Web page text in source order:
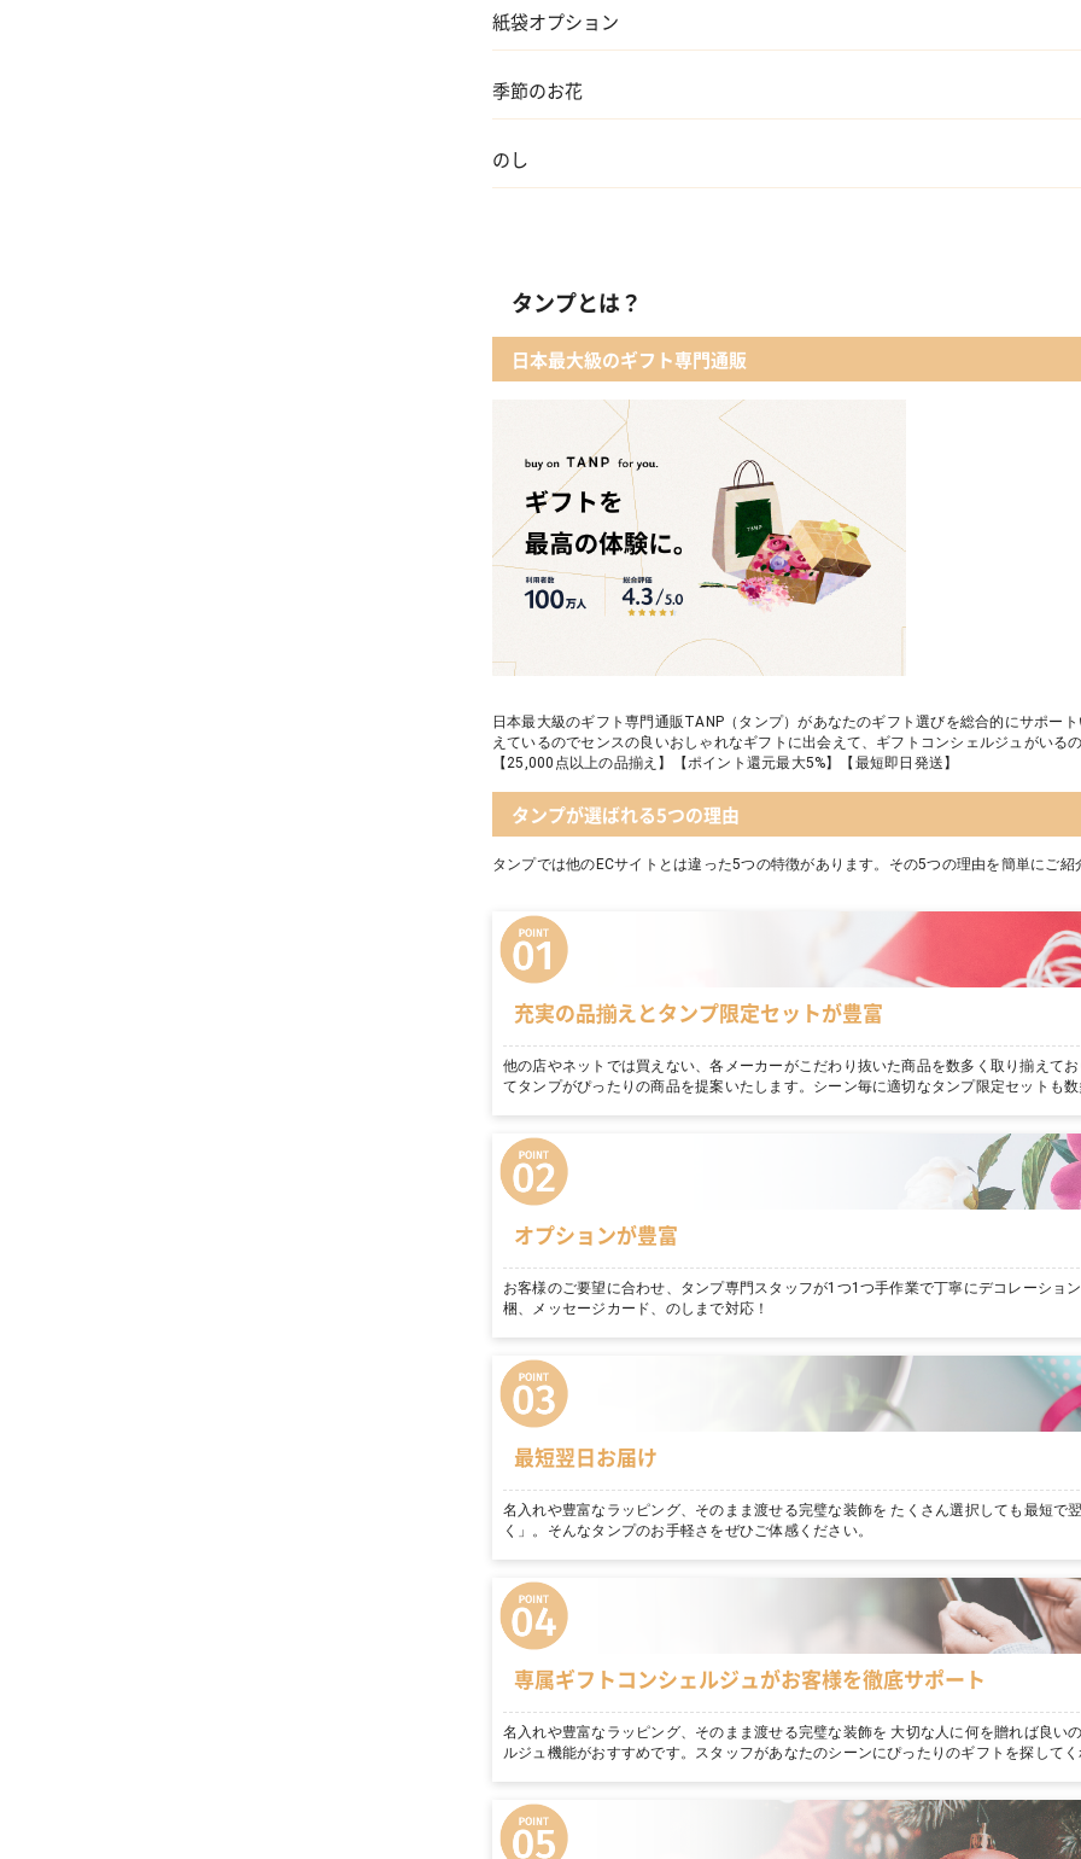
紙袋オプション
季節のお花
のし
タンプとは？
日本最大級のギフト専門通販
日本最大級のギフト専門通販TANP（タンプ）があなたのギフト選びを総合的にサポー
えているのでセンスの良いおしゃれなギフトに出会えて、ギフトコンシェルジュがいる
【25,000点以上の品揃え】【ポイント還元最大5%】【最短即日発送】
タンプが選ばれる5つの理由
タンプでは他のECサイトとは違った5つの特徴があります。その5つの理由を簡単にご紹
充実の品揃えとタンプ限定セットが豊富
他の店やネットでは買えない、各メーカーがこだわり抜いた商品を数多く取り揃えて
てタンプがぴったりの商品を提案いたします。シーン毎に適切なタンプ限定セットも数
オプションが豊富
お客様のご要望に合わせ、タンプ専門スタッフが1つ1つ手作業で丁寧にデコレーショ
梱、メッセージカード、のしまで対応！
最短翌日お届け
名入れや豊富なラッピング、そのまま渡せる完璧な装飾を たくさん選択しても最短で
く」。そんなタンプのお手軽さをぜひご体感ください。
専属ギフトコンシェルジュがお客様を徹底サポート
名入れや豊富なラッピング、そのまま渡せる完璧な装飾を 大切な人に何を贈れば良い
ルジュ機能がおすすめです。スタッフがあなたのシーンにぴったりのギフトを探してく